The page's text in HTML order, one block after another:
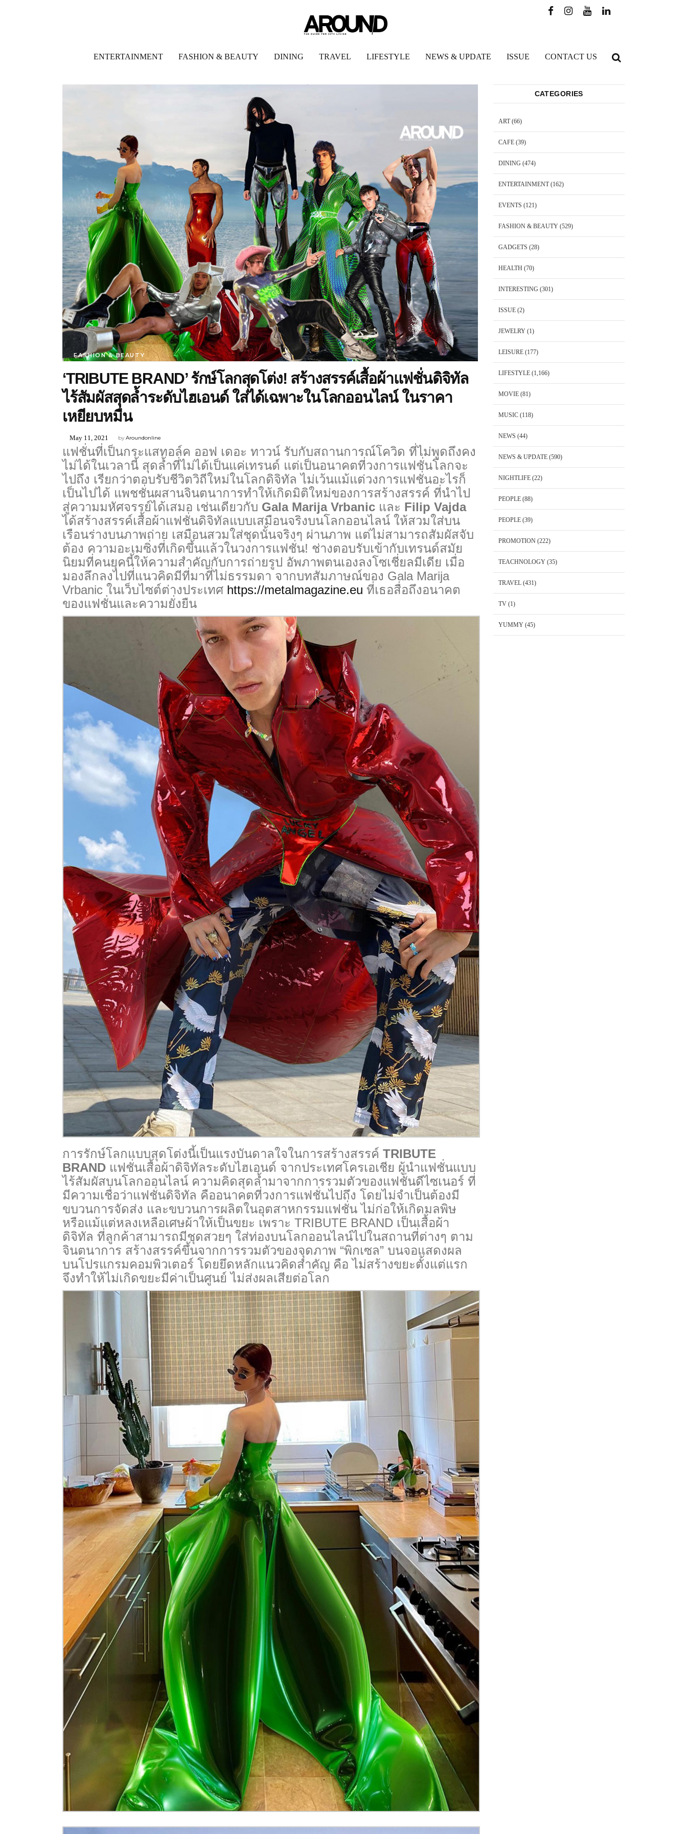
ENTERTAINMENT FASHION & BEAUTY DINING TRAVEL LIFESTYLE NEWS & UPDATE ISSUE CONTACT US
FASHION & BEAUTY
‘TRIBUTE BRAND’ รักษ์โลกสุดโต่ง! สร้างสรรค์เสื้อผ้าแฟชั่นดิจิทัล
ไร้สัมผัสสุดล้ำระดับไฮเอนด์ ใส่ได้เฉพาะในโลกออนไลน์ ในราคา
เหยียบหมื่น
byAroundonline
May 11, 2021
แฟชั่นที่เป็นกระแสทอล์ค ออฟ เดอะ ทาวน์ รับกับสถานการณ์โควิด ที่ไม่พูดถึงคง
ไม่ได้ในเวลานี้ สุดล้ำที่ไม่ได้เป็นแค่เทรนด์ แต่เป็นอนาคตที่วงการแฟชั่นโลกจะ
ไปถึง เรียกว่าตอบรับชีวิตวิถีใหม่ในโลกดิจิทัล ไม่เว้นแม้แต่วงการแฟชั่นอะไรก็
เป็นไปได้ แพชชั่นผสานจินตนาการทำให้เกิดมิติใหม่ของการสร้างสรรค์ ที่นำไป
สู่ความมหัศจรรย์ได้เสมอ เช่นเดียวกับ Gala Marija Vrbanic และ Filip Vajda
ได้สร้างสรรค์เสื้อผ้าแฟชั่นดิจิทัลแบบเสมือนจริงบนโลกออนไลน์ ให้สวมใส่บน
เรือนร่างบนภาพถ่าย เสมือนสวมใส่ชุดนั้นจริงๆ ผ่านภาพ แต่ไม่สามารถสัมผัสจับ
ต้อง ความอะเมซิ่งที่เกิดขึ้นแล้วในวงการแฟชั่น! ช่างตอบรับเข้ากับเทรนด์สมัย
นิยมที่คนยุคนี้ให้ความสำคัญกับการถ่ายรูป อัพภาพตนเองลงโซเชี่ยลมีเดีย เมื่อ
มองลึกลงไปที่แนวคิดมีที่มาที่ไม่ธรรมดา จากบทสัมภาษณ์ของ Gala Marija
Vrbanic ในเว็บไซต์ต่างประเทศ https://metalmagazine.eu ที่เธอสื่อถึงอนาคต
ของแฟชั่นและความยั่งยืน
การรักษ์โลกแบบสุดโต่งนี้เป็นแรงบันดาลใจในการสร้างสรรค์ TRIBUTE
BRAND แฟชั่นเสื้อผ้าดิจิทัลระดับไฮเอนด์ จากประเทศโครเอเชีย ผู้นำแฟชั่นแบบ
ไร้สัมผัสบนโลกออนไลน์ ความคิดสุดล้ำมาจากการรวมตัวของแฟชั่นดีไซเนอร์ ที่
มีความเชื่อว่าแฟชั่นดิจิทัล คืออนาคตที่วงการแฟชั่นไปถึง โดยไม่จำเป็นต้องมี
ขบวนการจัดส่ง และขบวนการผลิตในอุตสาหกรรมแฟชั่น ไม่ก่อให้เกิดมลพิษ
หรือแม้แต่หลงเหลือเศษผ้าให้เป็นขยะ เพราะ TRIBUTE BRAND เป็นเสื้อผ้า
ดิจิทัล ที่ลูกค้าสามารถมีชุดสวยๆ ใส่ท่องบนโลกออนไลน์ไปในสถานที่ต่างๆ ตาม
จินตนาการ สร้างสรรค์ขึ้นจากการรวมตัวของจุดภาพ “พิกเซล” บนจอแสดงผล
บนโปรแกรมคอมพิวเตอร์ โดยยึดหลักแนวคิดสำคัญ คือ ไม่สร้างขยะตั้งแต่แรก
จึงทำให้ไม่เกิดขยะมีค่าเป็นศูนย์ ไม่ส่งผลเสียต่อโลก
CATEGORIES
ART(66)
CAFE(39)
DINING (474)
ENTERTAINMENT(162)
EVENTS (121)
FASHION & BEAUTY(529)
GADGETS (28)
HEALTH (70)
INTERESTING (301)
ISSUE(2)
JEWELRY(1)
LEISURE(177)
LIFESTYLE(1,166)
MOVIE(81)
MUSIC(118)
NEWS (44)
NEWS & UPDATE(590)
NIGHTLIFE(22)
PEOPLE(88)
PEOPLE(39)
PROMOTION(222)
TEACHNOLOGY(35)
TRAVEL(431)
TV(1)
YUMMY(45)